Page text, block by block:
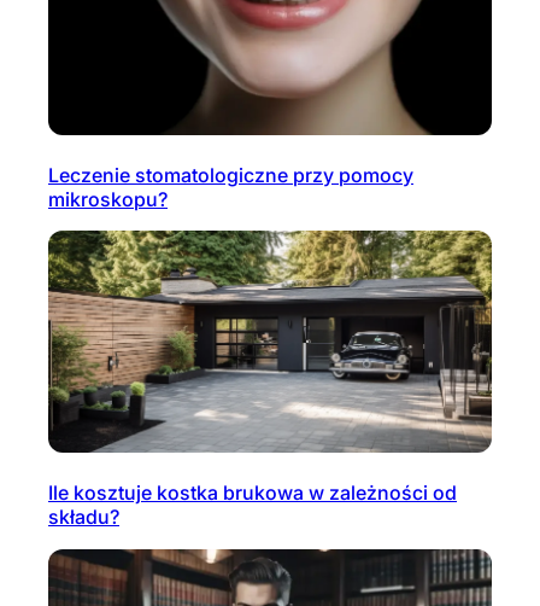
Leczenie stomatologiczne przy pomocy
mikroskopu?
Ile kosztuje kostka brukowa w zależności od
składu?